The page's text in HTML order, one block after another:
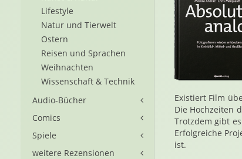
Existiert Film
Die Hochzeiten
Trotzdem gibt
Erfolgreiche
ist.
Lifestyle
Natur und Tierwelt
Ostern
Reisen und Sprachen
Weihnachten
Wissenschaft & Technik
Audio-Bücher
Comics
Spiele
weitere Rezensionen